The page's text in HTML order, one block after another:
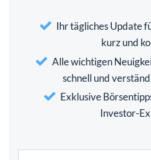
Ihr tägliches Update
kurz und
Alle wichtigen
schnell und
Exklusive
Investor-